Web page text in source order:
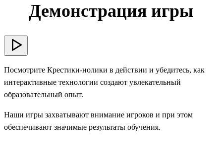
Демонстрация игры
Посмотрите Крестики-нолики в действии и убедитесь, как
интерактивные технологии создают увлекательный
образовательный опыт.
Наши игры захватывают внимание игроков и при этом
обеспечивают значимые результаты обучения.